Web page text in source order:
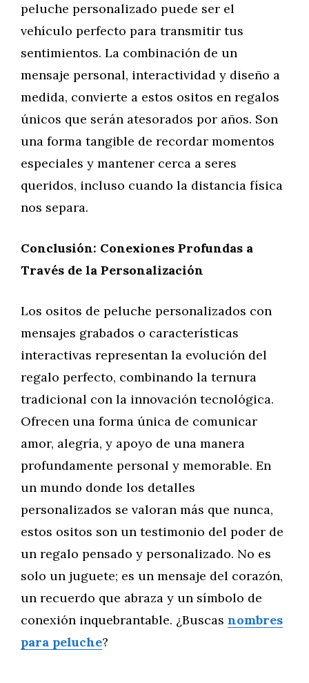
peluche personalizado puede ser el
vehículo perfecto para transmitir tus
sentimientos. La combinación de un
mensaje personal, interactividad y diseño a
medida, convierte a estos ositos en regalos
únicos que serán atesorados por años. Son
una forma tangible de recordar momentos
especiales y mantener cerca a seres
queridos, incluso cuando la distancia física
nos separa.
Conclusión: Conexiones Profundas a
Través de la Personalización
Los ositos de peluche personalizados con
mensajes grabados o características
interactivas representan la evolución del
regalo perfecto, combinando la ternura
tradicional con la innovación tecnológica.
Ofrecen una forma única de comunicar
amor, alegría, y apoyo de una manera
profundamente personal y memorable. En
un mundo donde los detalles
personalizados se valoran más que nunca,
estos ositos son un testimonio del poder de
un regalo pensado y personalizado. No es
solo un juguete; es un mensaje del corazón,
un recuerdo que abraza y un símbolo de
conexión inquebrantable. ¿Buscas nombres
para peluche?